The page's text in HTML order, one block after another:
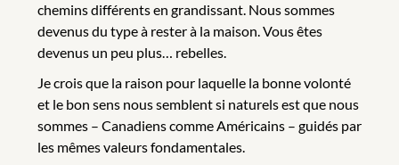
chemins différents en grandissant. Nous sommes
devenus du type à rester à la maison. Vous êtes
devenus un peu plus… rebelles.
Je crois que la raison pour laquelle la bonne volonté
et le bon sens nous semblent si naturels est que nous
sommes – Canadiens comme Américains – guidés par
les mêmes valeurs fondamentales.